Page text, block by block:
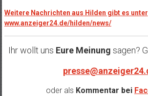
Weitere Nachrichten aus Hilden gibt es unter
www.anzeiger24.de/hilden/news/
Ihr wollt uns Eure Meinung sagen?
oder als Kommentar bei